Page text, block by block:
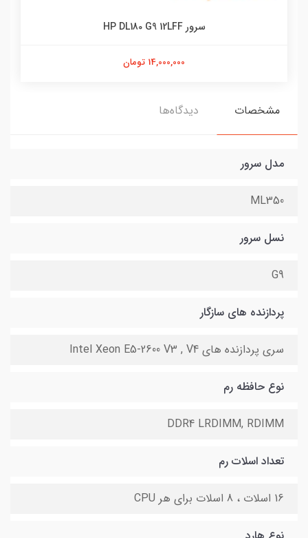
سرور HP DL180 G9 12LFF
14,000,000 تومان
مشخصات دیدگاه‌ها
مدل سرور
ML350
نسل سرور
G9
پردازنده های سازگار
سری پردازنده های Intel Xeon E5-2600 V3 , V4
نوع حافظه رم
DDR4 LRDIMM, RDIMM
تعداد اسلات رم
16 اسلات ، 8 اسلات برای هر CPU